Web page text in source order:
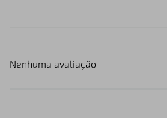
Nenhuma avaliação